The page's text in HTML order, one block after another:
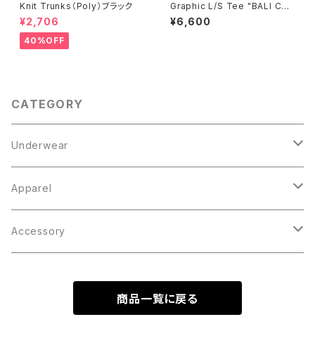
Knit Trunks（Poly）ブラック
¥2,706
40%OFF
Graphic L/S Tee "BALI CA
MPUR"
¥6,600
CATEGORY
Underwear
Boxer Brief
Knit Trunks
Apparel
Tops
Accessory
商品一覧に戻る